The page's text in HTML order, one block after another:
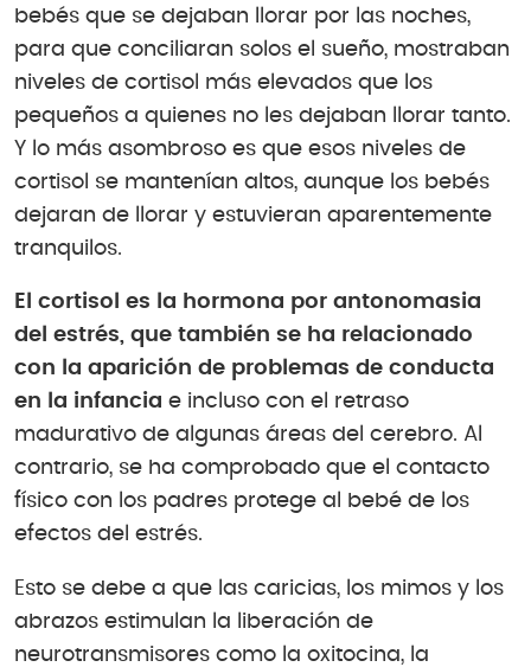
bebés que se dejaban llorar por las noches,
para que conciliaran solos el sueño, mostraban
niveles de cortisol más elevados que los
pequeños a quienes no les dejaban llorar tanto.
Y lo más asombroso es que esos niveles de
cortisol se mantenían altos, aunque los bebés
dejaran de llorar y estuvieran aparentemente
tranquilos.
El cortisol es la hormona por antonomasia
del estrés, que también se ha relacionado
con la aparición de problemas de conducta
en la infancia e incluso con el retraso
madurativo de algunas áreas del cerebro. Al
contrario, se ha comprobado que el contacto
físico con los padres protege al bebé de los
efectos del estrés.
Esto se debe a que las caricias, los mimos y los
abrazos estimulan la liberación de
neurotransmisores como la oxitocina, la